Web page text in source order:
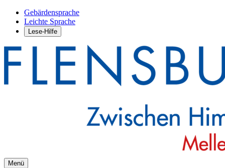
Gebärdensprache
Leichte Sprache
Lese-Hilfe
Menü